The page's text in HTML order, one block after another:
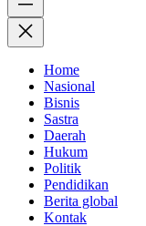
Home
Nasional
Bisnis
Sastra
Daerah
Hukum
Politik
Pendidikan
Berita global
Kontak